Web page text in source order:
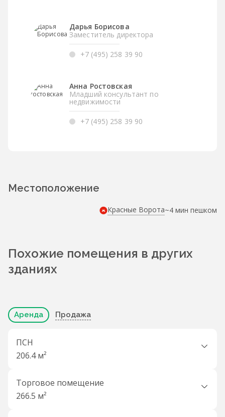
Дарья Борисова
Заместитель директора
+7 (495) 258 39 90
Анна Ростовская
Младший консультант по
недвижимости
+7 (495) 258 39 90
Местоположение
Красные Ворота~4 мин пешком
Похожие помещения в других
зданиях
Аренда Продажа
ПСН
206.4 м²
Торговое помещение
266.5 м²